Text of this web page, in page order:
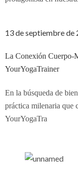
13 de septiembre de
La Conexión Cuerpo-
YourYogaTrainer
En la búsqueda de
práctica milenaria que
YourYogaTra